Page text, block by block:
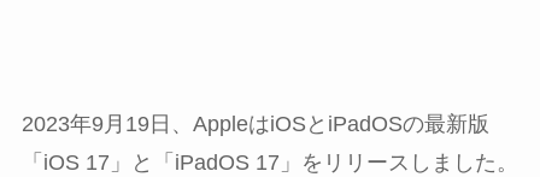
2023年9月19日、AppleはiOSとiPadOSの最新版
「iOS 17」と「iPadOS 17」をリリースしました。